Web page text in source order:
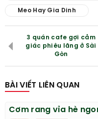
Meo Hay Gia Dinh
3 quán cafe gợi cảm
giác phiêu lãng ở Sài
Gòn
BÀI VIẾT LIÊN QUAN
Cơm rang vỉa hè